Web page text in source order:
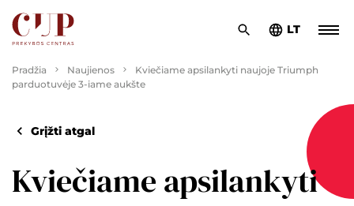
LT
Pradžia Naujienos
Kviečiame apsilankyti naujoje Triumph
parduotuvėje 3-iame aukšte
Grįžti atgal
Kviečiame apsilankyti